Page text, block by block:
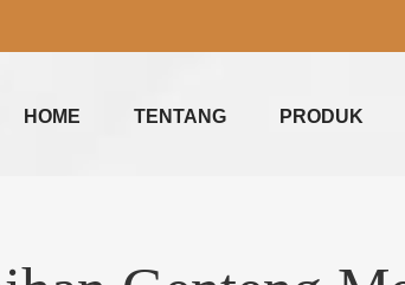
HOME TENTANG PRODUK